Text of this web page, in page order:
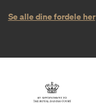
Se alle dine fordele her